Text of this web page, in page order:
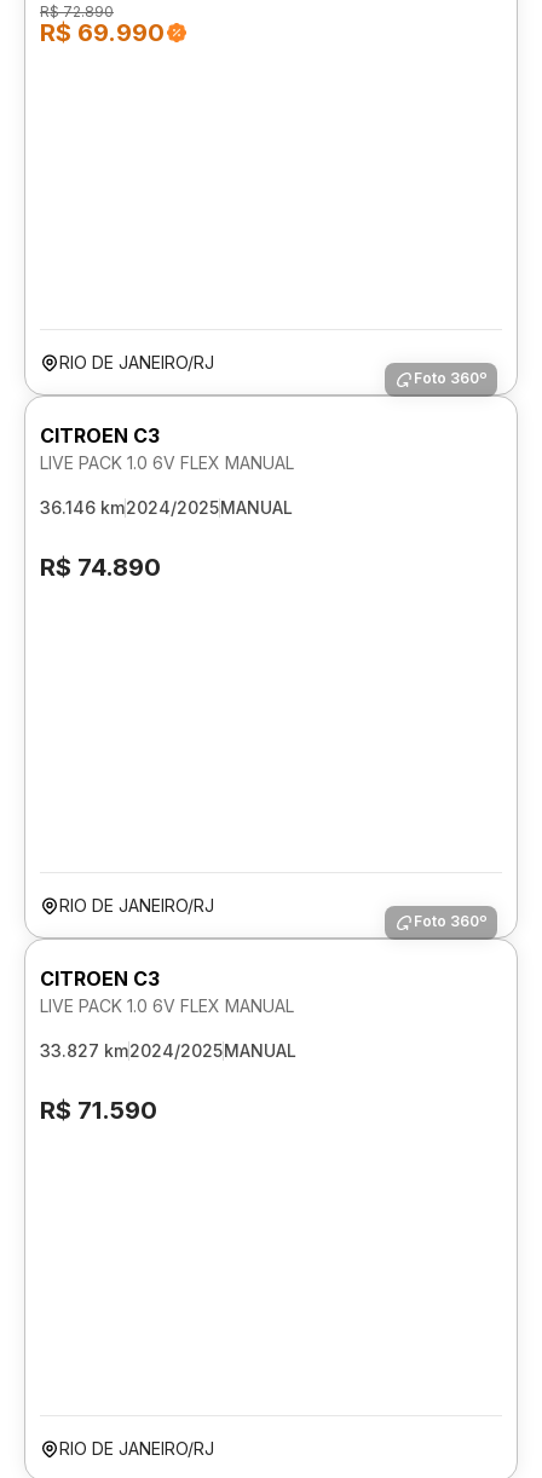
R$ 72.890
R$ 69.990
RIO DE JANEIRO/RJ
Foto 360º
CITROEN C3
LIVE PACK 1.0 6V FLEX MANUAL
36.146 km2024/2025MANUAL
R$ 74.890
RIO DE JANEIRO/RJ
Foto 360º
CITROEN C3
LIVE PACK 1.0 6V FLEX MANUAL
33.827 km2024/2025MANUAL
R$ 71.590
RIO DE JANEIRO/RJ